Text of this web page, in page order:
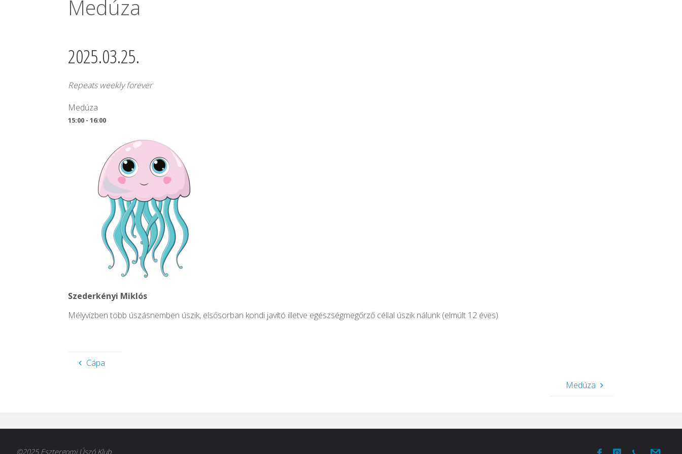
Medúza
2025.03.25.
Repeats weekly forever
Medúza
15:00 - 16:00
Szederkényi Miklós
Mélyvízben több úszásnemben úszik, elsősorban kondi javító illetve egészségmegőrző céllal úszik nálunk (elmúlt 12 éves)
Cápa
Medúza
©2025 Esztergomi Úszó Klub